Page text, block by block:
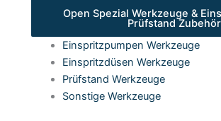
Open Spezial Werkzeuge &
Prüfstand Zubehör
Einspritzpumpen Werkzeuge
Einspritzdüsen Werkzeuge
Prüfstand Werkzeuge
Sonstige Werkzeuge